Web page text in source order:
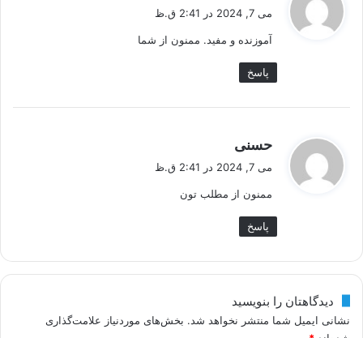
ت
:
می 7, 2024 در 2:41 ق.ظ
آموزنده و مفید. ممنون از شما
پاسخ
حسنی
:
می 7, 2024 در 2:41 ق.ظ
ممنون از مطلب تون
پاسخ
دیدگاهتان را بنویسید
نشانی ایمیل شما منتشر نخواهد شد. بخش‌های موردنیاز علامت‌گذاری